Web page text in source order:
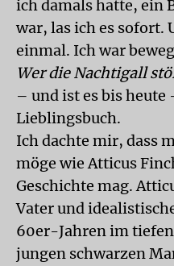
ich damals hatte, ein
war, las ich es sofort.
einmal. Ich war
Wer die Nachtigall
– und ist es bis heute
Lieblingsbuch.
Ich dachte mir, dass
möge wie Atticus
Geschichte mag.
Vater und
60er-Jahren im tiefen
jungen schwarzen